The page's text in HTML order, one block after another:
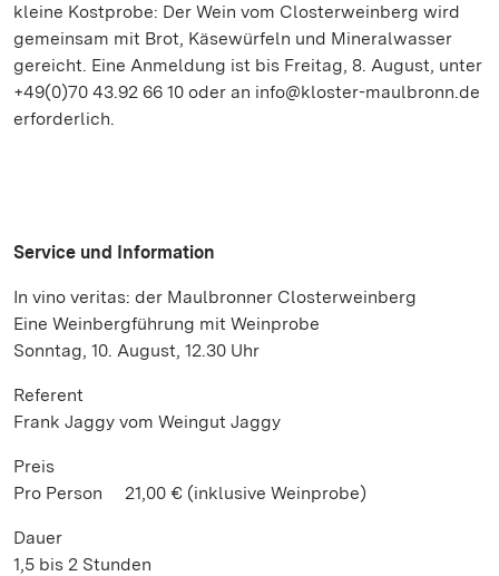
kleine Kostprobe: Der Wein vom Closterweinberg wird
gemeinsam mit Brot, Käsewürfeln und Mineralwasser
gereicht. Eine Anmeldung ist bis Freitag, 8. August, unter
+49(0)70 43.92 66 10 oder an info@kloster-maulbronn.de
erforderlich.
Service und Information
In vino veritas: der Maulbronner Closterweinberg
Eine Weinbergführung mit Weinprobe
Sonntag, 10. August, 12.30 Uhr
Referent
Frank Jaggy vom Weingut Jaggy
Preis
Pro Person 21,00 € (inklusive Weinprobe)
Dauer
1,5 bis 2 Stunden